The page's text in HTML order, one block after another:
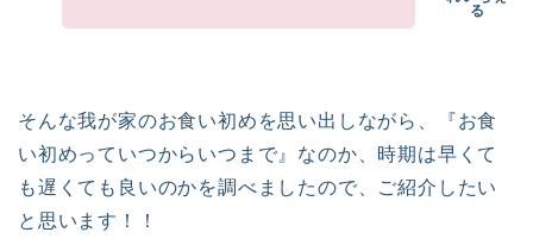
そんな我が家のお食い初めを思い出しながら、『お食
い初めっていつからいつまで』なのか、時期は早くて
も遅くても良いのかを調べましたので、ご紹介したい
と思います！！